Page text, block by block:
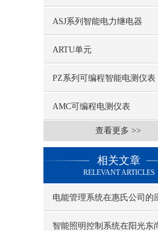
ASJ系列智能电力继电器
ARTU单元
PZ系列可编程智能电测仪表
AMC可编程电测仪表
查看更多 >>
相关文章
RELEVANT ARTICLES
电能管理系统在惠氏公司的
智能照明控制系统在阳光东